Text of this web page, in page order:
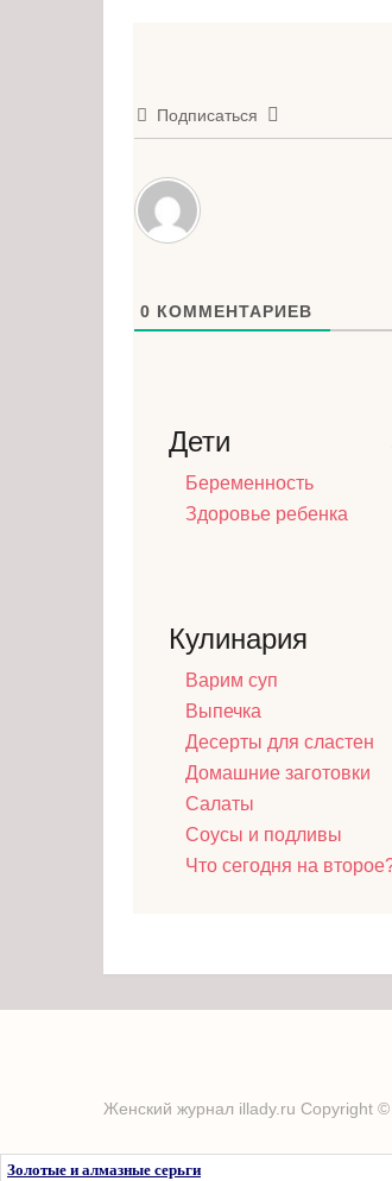
Подписаться
0 КОММЕНТАРИЕВ
Дети
Беременность
Здоровье ребенка
Кулинария
Варим суп
Выпечка
Десерты для сластен
Домашние заготовки
Салаты
Соусы и подливы
Что сегодня на
Женский журнал illady.ru Copyright ©
Золотые и алмазные серьги